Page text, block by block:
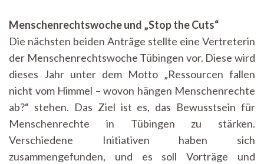
Menschenrechtswoche und „Stop the Cuts“
Die nächsten beiden Anträge stellte eine Vertreterin
der Menschenrechtswoche Tübingen vor. Diese wird
dieses Jahr unter dem Motto „Ressourcen fallen
nicht vom Himmel – wovon hängen Menschenrechte
ab?“ stehen. Das Ziel ist es, das Bewusstsein für
Menschenrechte in Tübingen zu stärken.
Verschiedene Initiativen haben sich
zusammengefunden, und es soll Vorträge und